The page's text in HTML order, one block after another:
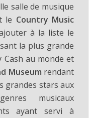
salle de musique
le Country Music
à la liste le
la plus grande
Cash au monde et
Museum rendant
grandes stars aux
musicaux
ayant servi à